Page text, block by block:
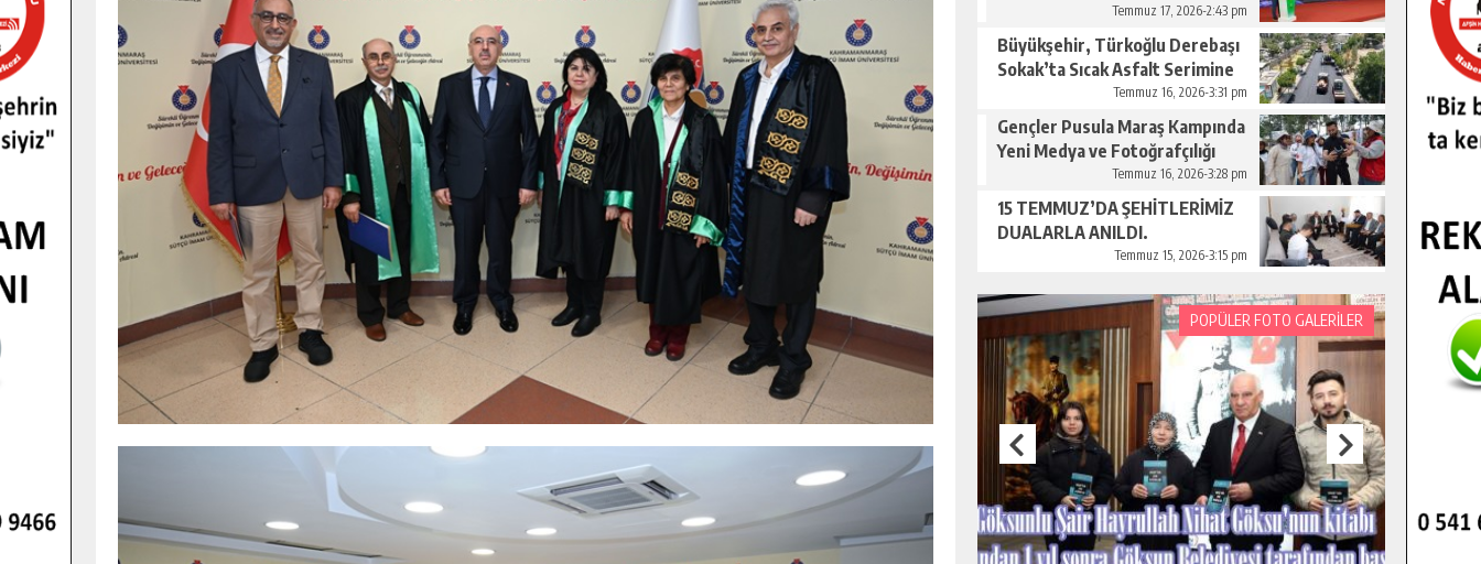
Tarımına Katkı Sağlayacak.
Temmuz 17, 2026-2:43 pm
Büyükşehir, Türkoğlu Derebaşı
Sokak’ta Sıcak Asfalt Serimine
Temmuz 16, 2026-3:31 pm
Gençler Pusula Maraş Kampında
Yeni Medya ve Fotoğrafçılığı
Temmuz 16, 2026-3:28 pm
15 TEMMUZ’DA ŞEHİTLERİMİZ
DUALARLA ANILDI.
Temmuz 15, 2026-3:15 pm
POPÜLER FOTO GALERİLER